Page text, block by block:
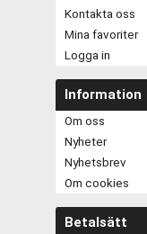
Kontakta oss
Mina favoriter
Logga in
Information
Om oss
Nyheter
Nyhetsbrev
Om cookies
Betalsätt